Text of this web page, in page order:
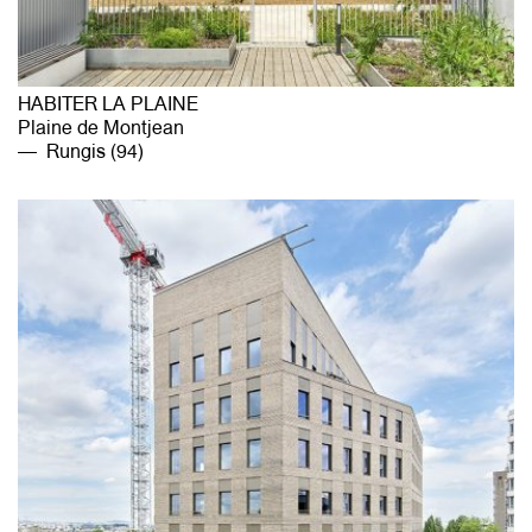
HABITER LA PLAINE
Plaine de Montjean
Rungis (94)